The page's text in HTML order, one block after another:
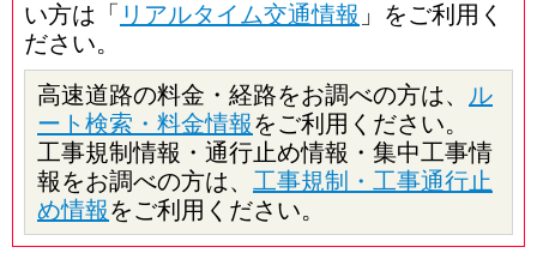
い方は「 リアルタイム交通情報 」をご利用く
ださい。
高速道路の料金・経路をお調べの方は、 ル
ート検索・料金情報をご利用ください。
工事規制情報・通行止め情報・集中工事情
報をお調べの方は、 工事規制・工事通行止
め情報をご利用ください。